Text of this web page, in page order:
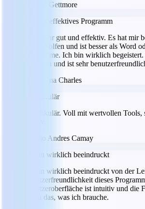
Paul Gettmore
Äußerst effektives Programm
Es ist sehr gut und effektiv. Es hat mir
sehr geholfen und ist besser als Word
Programme. Ich bin wirklich
Optionen und ist sehr
Milena Charles
Spektakulär
Spektakulär. Voll mit wertvollen Tools,
Julio Andres Camay
Ich bin wirklich beeindruckt
Ich bin wirklich beeindruckt von der
Benutzerfreundlichkeit dieses
Benutzeroberfläche ist intuitiv und die
genau das, was ich brauche.